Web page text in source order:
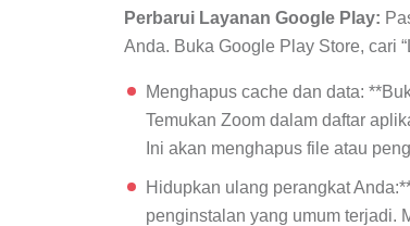
Perbarui Layanan Google Play:
Anda. Buka Google Play Store, cari
Menghapus cache dan data:
Temukan Zoom dalam daftar
Ini akan menghapus file atau
Hidupkan ulang perangkat
penginstalan yang umum terjadi.